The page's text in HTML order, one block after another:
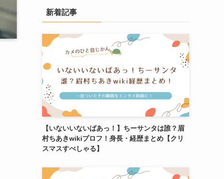
新着記事
【いないいないばあっ！】ちーサンタは誰？眉
村ちあきwikiプロフ！身長・経歴まとめ【クリ
スマスすぺしゃる】